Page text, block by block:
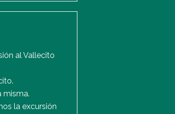
al Vallecito
misma.
la excursión